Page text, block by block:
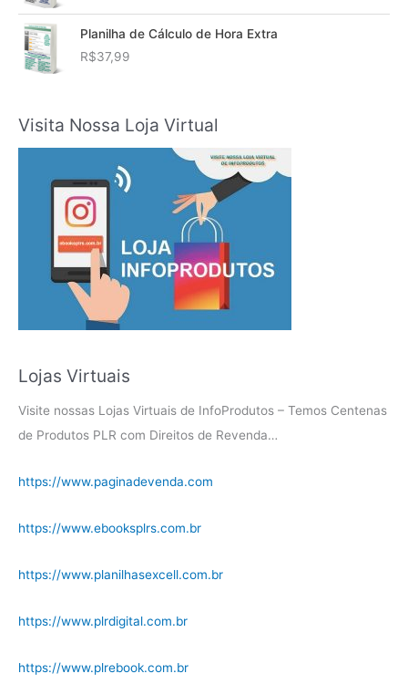
Planilha de Cálculo de Hora Extra
R$37,99
Visita Nossa Loja Virtual
Lojas Virtuais
Visite nossas Lojas Virtuais de InfoProdutos – Temos Centenas
de Produtos PLR com Direitos de Revenda…
https://www.paginadevenda.com
https://www.ebooksplrs.com.br
https://www.planilhasexcell.com.br
https://www.plrdigital.com.br
https://www.plrebook.com.br